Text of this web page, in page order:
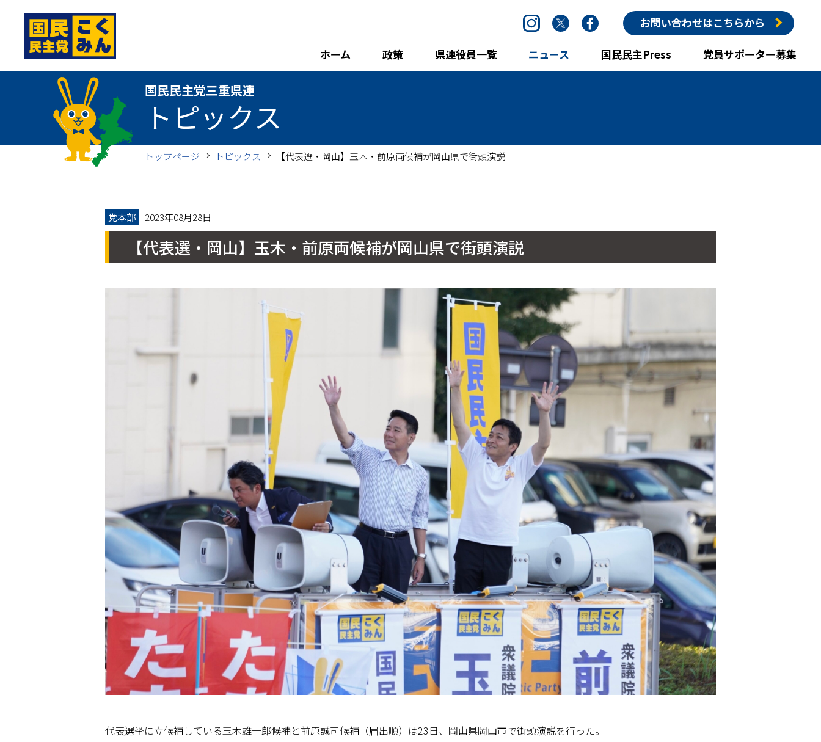
InstagramTwitter Facebook お問い合わせはこちらから
ホーム 政策 県連役員一覧 ニュース 国民民主Press 党員サポーター募集
国民民主党三重県連
トピックス
トップページ トピックス 【代表選・岡山】玉木・前原両候補が岡山県で街頭演説
党本部 2023年08月28日
【代表選・岡山】玉木・前原両候補が岡山県で街頭演説
代表選挙に立候補している玉木雄一郎候補と前原誠司候補（届出順）は23日、岡山県岡山市で街頭演説を行った。